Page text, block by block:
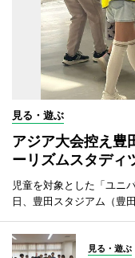
見る・遊ぶ
アジア大会控え豊
ーリズムスタディ
児童を対象とした「ユニ
日、豊田スタジアム（豊
見る・遊ぶ